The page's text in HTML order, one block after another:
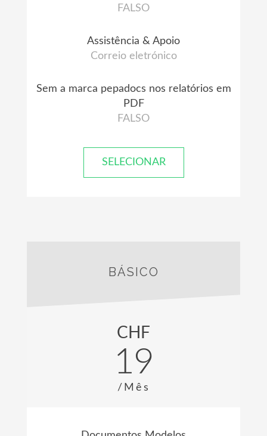
FALSO
Assistência & Apoio
Correio eletrónico
Sem a marca pepadocs nos relatórios em
PDF
FALSO
SELECIONAR
BÁSICO
CHF
19
/Mês